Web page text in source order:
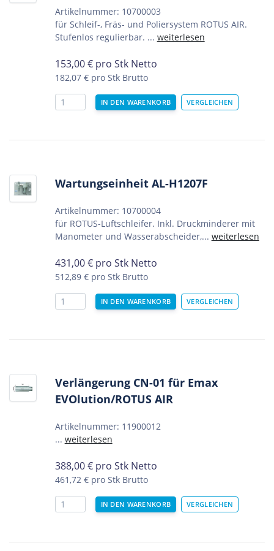
Artikelnummer: 10700003
für Schleif-, Fräs- und Poliersystem ROTUS AIR.
Stufenlos regulierbar. ... weiterlesen
153,00€ pro Stk Netto
182,07 € pro Stk Brutto
Wartungseinheit AL-H1207F
Artikelnummer: 10700004
für ROTUS-Luftschleifer. Inkl. Druckminderer mit
Manometer und Wasserabscheider,... weiterlesen
431,00€ pro Stk Netto
512,89 € pro Stk Brutto
Verlängerung CN-01 für Emax
EVOlution/ROTUS AIR
Artikelnummer: 11900012
... weiterlesen
388,00€ pro Stk Netto
461,72 € pro Stk Brutto